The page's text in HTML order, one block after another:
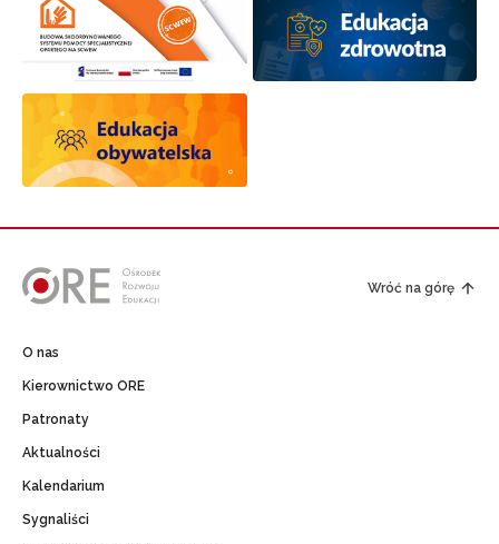
Wróć na górę
O nas
Kierownictwo ORE
Patronaty
Aktualności
Kalendarium
Sygnaliści